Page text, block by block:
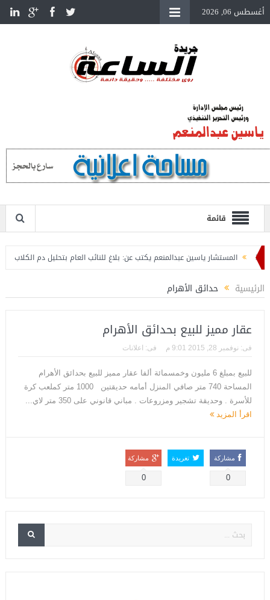
أغسطس 06, 2026
قائمة
المستشار ياسين عبدالمنعم يكتب عن: بلاغ للنائب العام بتحليل دم الكلاب الضالة
فوزي مديراً لتأهيل الكوادر الشبابية بوزارة الشباب والرياضة
الرئيسية حدائق الأهرام
عقار مميز للبيع بحدائق الأهرام
فى: نوفمبر 28, 2015 9:01 م فى: اعلانات
للبيع بمبلغ 6 مليون وخمسمائة ألفا عقار مميز للبيع بحدائق الأهرام
المساحة 740 متر صافي المنزل أمامه حديقتين 1000 متر كملعب كرة
للأسرة . وحديقة تشجير ومزروعات . مباني قانوني على 350 متر لاي...
اقرأ المزيد
مشاركة
0
تغريدة مشاركة
0